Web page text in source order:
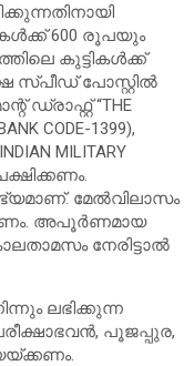
600 രൂപയും
കുട്ടികൾക്ക്
സ്പീഡ് പോസ്റ്റിൽ
ഡ്രാഫ്റ്റ് “THE
CODE-1399),
MILITARY
മേൽവിലാസം
അപൂർണമായ
നേരിട്ടാൽ
ലഭിക്കുന്ന
പൂജപ്പുര,